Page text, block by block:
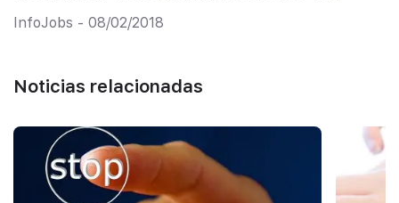
InfoJobs - 08/02/2018
Noticias relacionadas